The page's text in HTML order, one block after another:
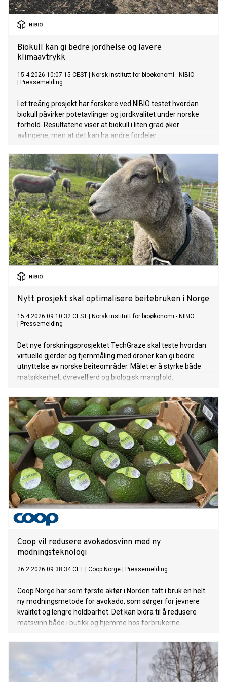
Biokull kan gi bedre jordhelse og lavere
klimaavtrykk
15.4.2026 10:07:15 CEST
Norsk institutt for bioøkonomi - NIBIO
Pressemelding
I et treårig prosjekt har forskere ved NIBIO testet hvordan
biokull påvirker potetavlinger og jordkvalitet under norske
forhold. Resultatene viser at biokull i liten grad øker
avlingene, men at det kan ha andre fordeler.
Nytt prosjekt skal optimalisere beitebruken i Norge
15.4.2026 09:10:32 CEST
Norsk institutt for bioøkonomi - NIBIO
Pressemelding
Det nye forskningsprosjektet TechGraze skal teste hvordan
virtuelle gjerder og fjernmåling med droner kan gi bedre
utnyttelse av norske beiteområder. Målet er å styrke både
matsikkerhet, dyrevelferd og biologisk mangfold.
Coop vil redusere avokadosvinn med ny
modningsteknologi
26.2.2026 09:38:34 CET Coop Norge Pressemelding
Coop Norge har som første aktør i Norden tatt i bruk en helt
ny modningsmetode for avokado, som sørger for jevnere
kvalitet og lengre holdbarhet. Det kan bidra til å redusere
matsvinn både i butikk og hjemme hos forbrukerne.